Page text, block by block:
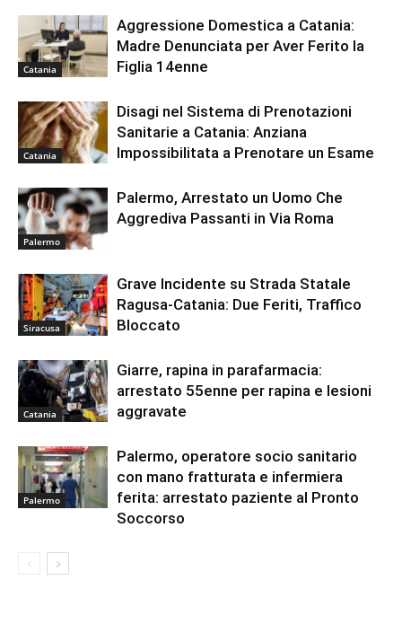
Catania
Aggressione Domestica a Catania:
Madre Denunciata per Aver Ferito la
Figlia 14enne
Catania
Disagi nel Sistema di Prenotazioni
Sanitarie a Catania: Anziana
Impossibilitata a Prenotare un Esame
Palermo
Palermo, Arrestato un Uomo Che
Aggrediva Passanti in Via Roma
Siracusa
Grave Incidente su Strada Statale
Ragusa-Catania: Due Feriti, Traffico
Bloccato
Catania
Giarre, rapina in parafarmacia:
arrestato 55enne per rapina e lesioni
aggravate
Palermo
Palermo, operatore socio sanitario
con mano fratturata e infermiera
ferita: arrestato paziente al Pronto
Soccorso